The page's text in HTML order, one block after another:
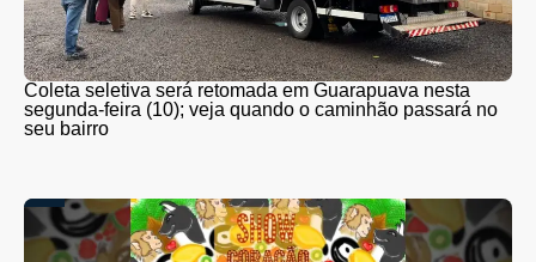
Coleta seletiva será retomada em Guarapuava nesta
segunda-feira (10); veja quando o caminhão passará no
seu bairro